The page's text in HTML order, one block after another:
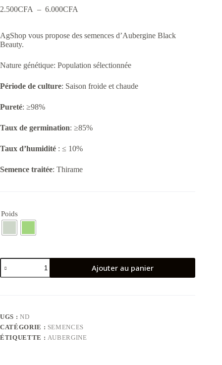
2.500CFA – 6.000CFA
2.500CFA
AgShop vous propose des semences d’Aubergine Black
Beauty.
Nature génétique: Population sélectionnée
Période de culture: Saison froide et chaude
Pureté: ≥98%
Taux de germination: ≥85%
Taux d’humidité : ≤ 10%
Semence traitée: Thirame
Poids
quantité
de
Aubergine
Ajouter au panier
UGS : ND
CATÉGORIE : SEMENCES
ÉTIQUETTE : AUBERGINE